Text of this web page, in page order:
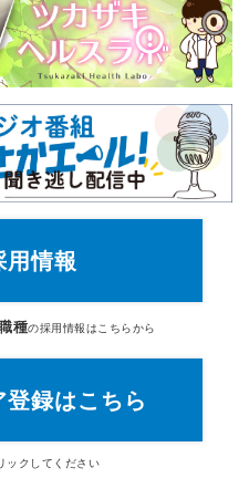
用情報
種の採用情報はこちらから
登録はこちら
ックしてください